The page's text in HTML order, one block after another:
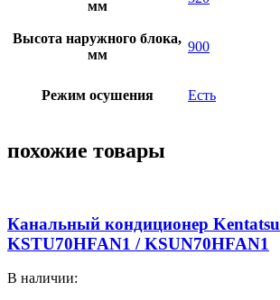
мм
Высота наружного блока,
мм
900
Режим осушения Есть
похожие товары
Канальный кондиционер Kentatsu
KSTU70HFAN1 / KSUN70HFAN1
В наличии: